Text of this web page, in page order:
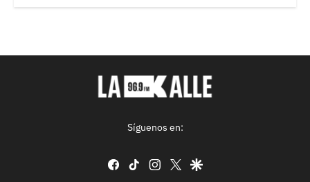
Síguenos en:
facebook
tiktok instagram
twittergoogle